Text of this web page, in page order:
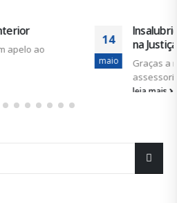
consegue mais uma vitória
do SINDISAN, através da sua